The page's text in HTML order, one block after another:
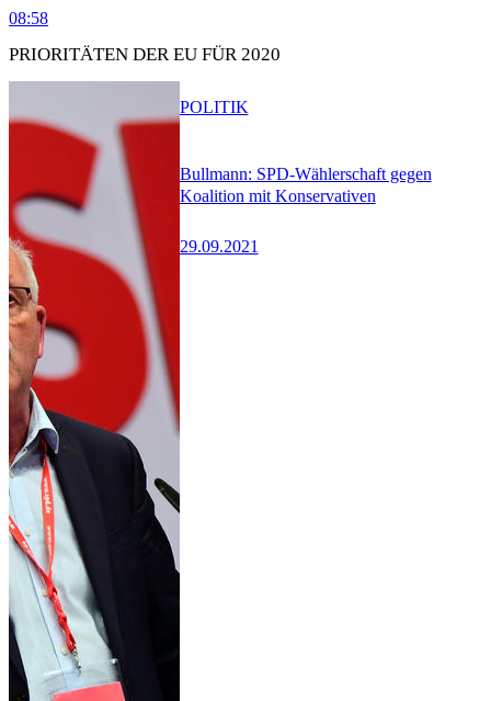
08:58
PRIORITÄTEN DER EU FÜR 2020
Bullmann: SPD-Wählerschaft gegen
Koalition mit Konservativen
29.09.2021
POLITIK